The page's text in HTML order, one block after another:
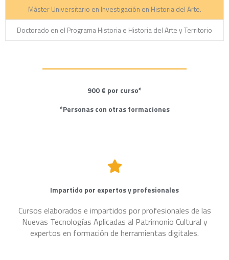
Máster Universitario en Investigación en Historia del Arte.
Doctorado en el Programa Historia e Historia del Arte y Territorio
900 € por curso*
*Personas con otras formaciones
Impartido por expertos y profesionales
Cursos elaborados e impartidos por profesionales de las
Nuevas Tecnologías Aplicadas al Patrimonio Cultural y
expertos en formación de herramientas digitales.